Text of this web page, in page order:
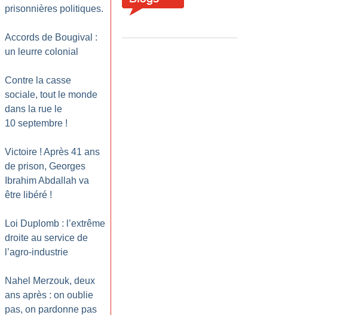
prisonnières politiques.
Accords de Bougival :
un leurre colonial
Contre la casse
sociale, tout le monde
dans la rue le
10 septembre !
Victoire ! Après 41 ans
de prison, Georges
Ibrahim Abdallah va
être libéré !
Loi Duplomb : l’extrême
droite au service de
l’agro-industrie
Nahel Merzouk, deux
ans après : on oublie
pas, on pardonne pas